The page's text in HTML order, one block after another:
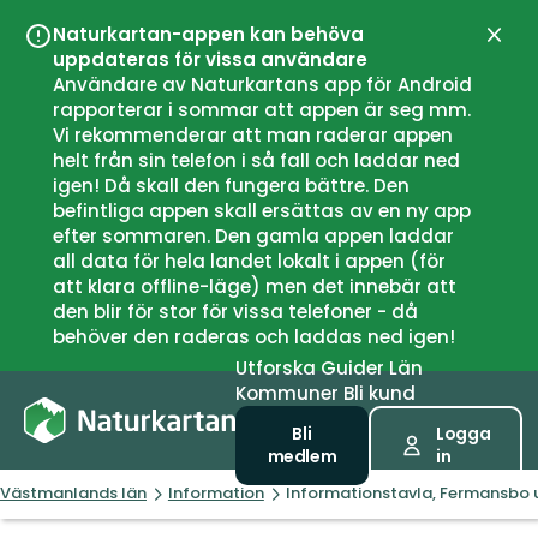
Naturkartan-appen kan behöva
uppdateras för vissa användare
Användare av Naturkartans app för Android
rapporterar i sommar att appen är seg mm.
Vi rekommenderar att man raderar appen
helt från sin telefon i så fall och laddar ned
igen! Då skall den fungera bättre. Den
befintliga appen skall ersättas av en ny app
efter sommaren. Den gamla appen laddar
all data för hela landet lokalt i appen (för
att klara offline-läge) men det innebär att
den blir för stor för vissa telefoner - då
behöver den raderas och laddas ned igen!
UtforskaGuiderLän
Kommuner Bli kund
Bli
medlem
Logga
in
Västmanlands län Information Informationstavla, Fermansbo